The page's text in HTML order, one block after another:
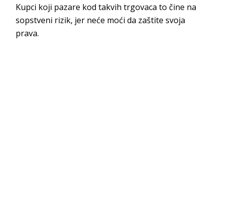
Kupci koji pazare kod takvih trgovaca to čine na
sopstveni rizik, jer neće moći da zaštite svoja
prava.